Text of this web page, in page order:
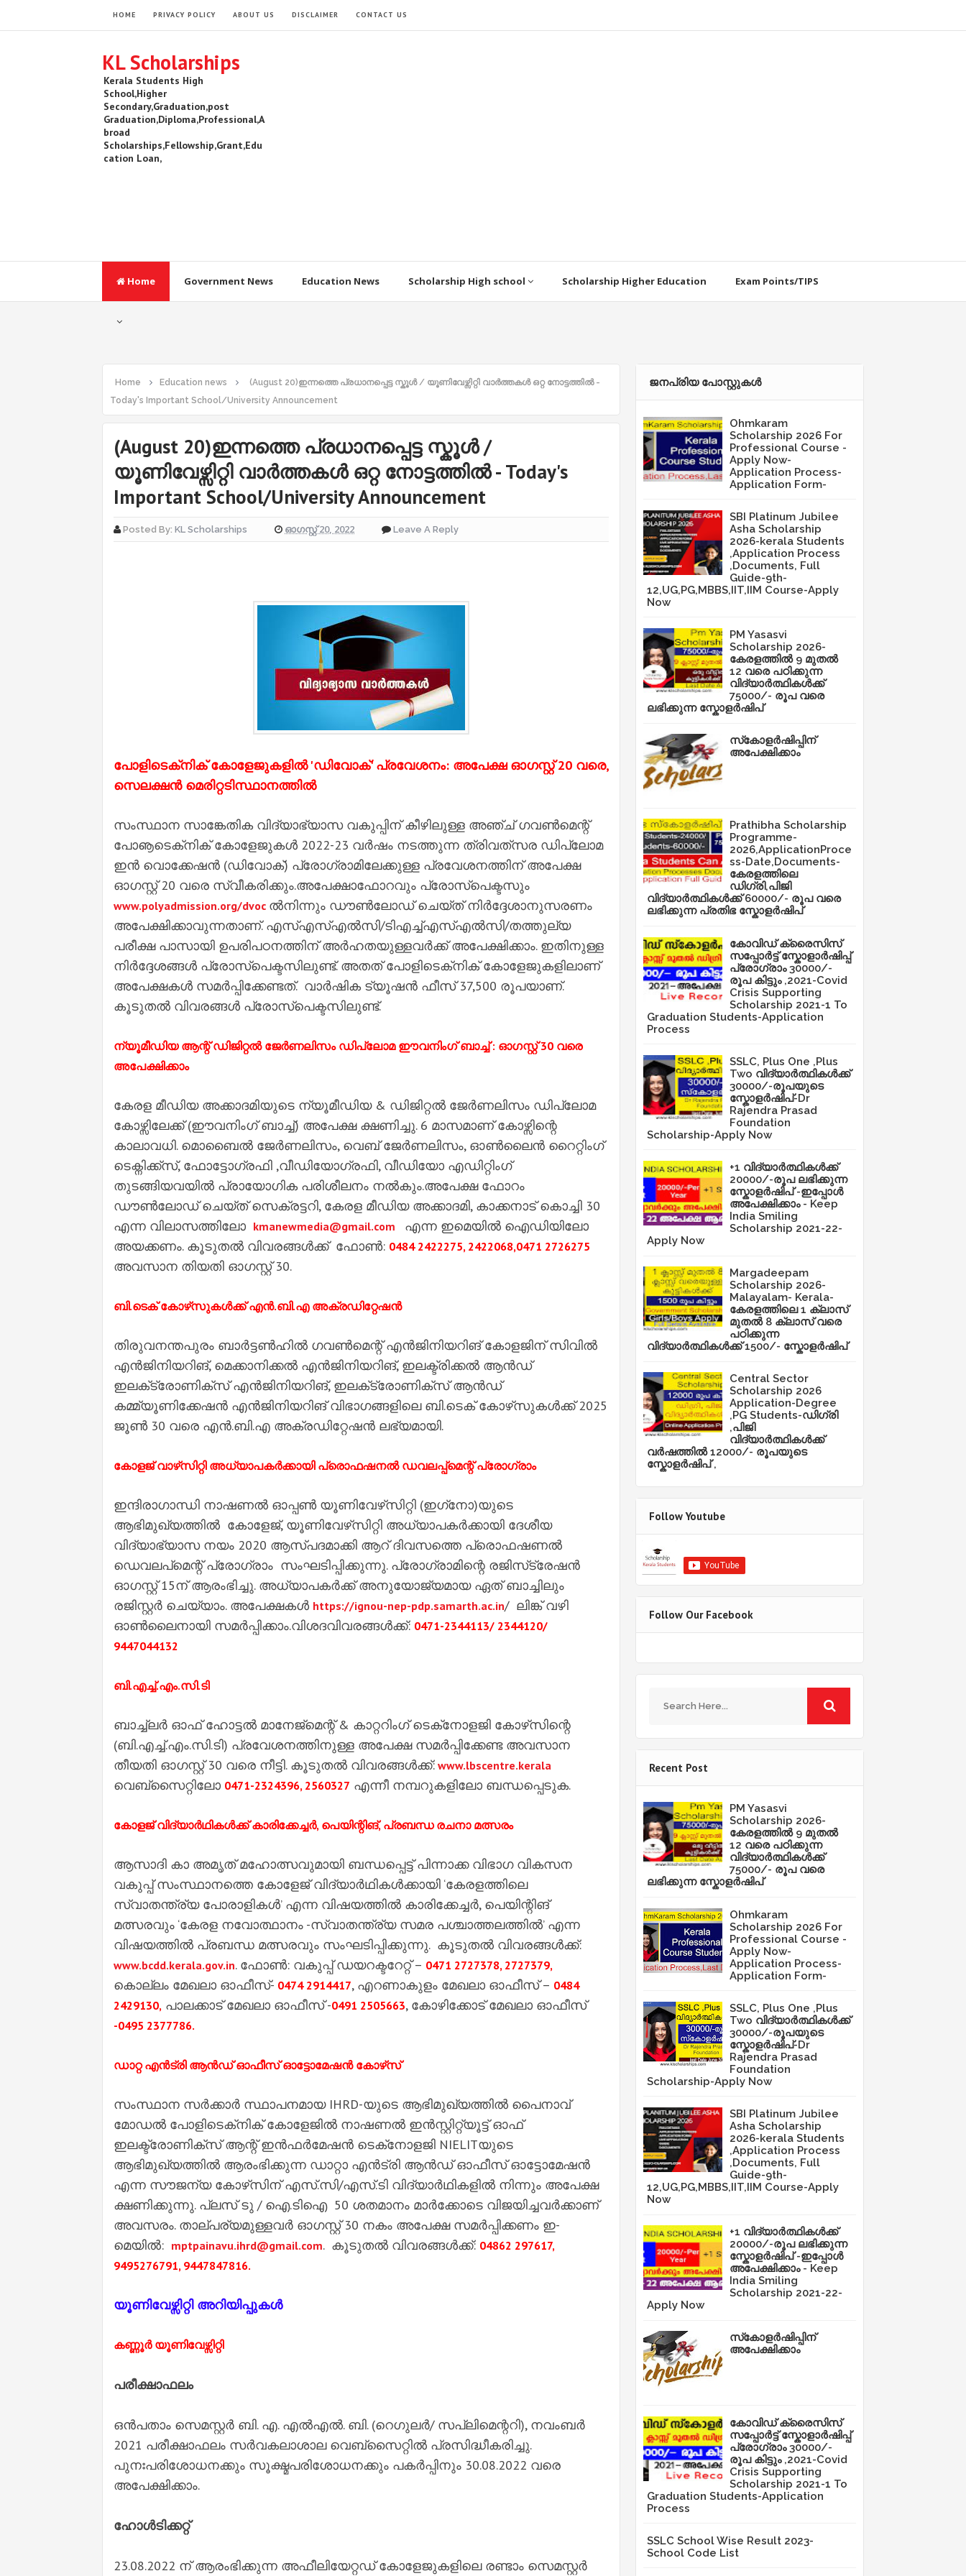
HOME PRIVACY POLICY ABOUT US DISCLAIMER CONTACT US
KL Scholarships
Kerala Students High
School,Higher
Secondary,Graduation,post
Graduation,Diploma,Professional,A
broad
Scholarships,Fellowship,Grant,Edu
cation Loan,
Home Government News Education News Scholarship High school Scholarship Higher Education Exam Points/TIPS
Home Education news
(August 20)ഇന്നത്തെ പ്രധാനപ്പെട്ട സ്കൂൾ / യൂണിവേഴ്സിറ്റി വാർത്തകൾ ഒറ്റ നോട്ടത്തിൽ -
Today's Important School/University Announcement
(August 20)ഇന്നത്തെ പ്രധാനപ്പെട്ട സ്കൂൾ /
യൂണിവേഴ്സിറ്റി വാർത്തകൾ ഒറ്റ നോട്ടത്തിൽ - Today's
Important School/University Announcement
Posted By: KL Scholarships ഓഗസ്റ്റ് 20, 2022 Leave A Reply
പോളിടെക്‌നിക് കോളേജുകളില്‍ 'ഡിവോക്' പ്രവേശനം: അപേക്ഷ ഓഗസ്റ്റ് 20 വരെ,
സെലക്ഷന്‍ മെരിറ്റടിസ്ഥാനത്തില്‍
സംസ്ഥാന സാങ്കേതിക വിദ്യാഭ്യാസ വകുപ്പിന് കീഴിലുള്ള അഞ്ച് ഗവണ്‍മെന്റ്
പോൡടെക്‌നിക് കോളേജുകള്‍ 2022-23 വര്‍ഷം നടത്തുന്ന ത്രിവത്‌സര ഡിപ്ലോമ
ഇന്‍ വൊക്കേഷന്‍ (ഡിവോക്) പ്രോഗ്രാമിലേക്കുള്ള പ്രവേശനത്തിന് അപേക്ഷ
ഓഗസ്റ്റ് 20 വരെ സ്വീകരിക്കും.അപേക്ഷാഫോറവും പ്രോസ്‌പെക്ടസും
www.polyadmission.org/dvoc ല്‍നിന്നും ഡൗണ്‍ലോഡ് ചെയ്ത് നിര്‍ദ്ദേശാനുസരണം
അപേക്ഷിക്കാവുന്നതാണ്. എസ്‌എസ്‌എല്‍സി/ടിഎച്ച്‌എസ്‌എല്‍സി/തത്തുല്യ
പരീക്ഷ പാസായി ഉപരിപഠനത്തിന് അര്‍ഹതയുള്ളവര്‍ക്ക് അപേക്ഷിക്കാം. ഇതിനുള്ള
നിര്‍ദ്ദേശങ്ങള്‍ പ്രോസ്‌പെക്ടസിലുണ്ട്. അതത് പോളിടെക്‌നിക് കോളേജുകളിലാണ്
അപേക്ഷകള്‍ സമര്‍പ്പിക്കേണ്ടത്. വാര്‍ഷിക ട്യൂഷന്‍ ഫീസ് 37,500 രൂപയാണ്.
കൂടുതല്‍ വിവരങ്ങള്‍ പ്രോസ്‌പെക്ടസിലുണ്ട്.
ന്യൂമീഡിയ ആന്റ് ഡിജിറ്റല്‍ ജേര്‍ണലിസം ഡിപ്ലോമ ഈവനിംഗ് ബാച്ച് : ഓഗസ്റ്റ് 30 വരെ
അപേക്ഷിക്കാം
കേരള മീഡിയ അക്കാദമിയുടെ ന്യൂമീഡിയ & ഡിജിറ്റല്‍ ജേര്‍ണലിസം ഡിപ്ലോമ
കോഴ്സിലേക്ക് (ഈവനിംഗ് ബാച്ച്) അപേക്ഷ ക്ഷണിച്ചു. 6 മാസമാണ് കോഴ്സിന്റെ
കാലാവധി. മൊബൈല്‍ ജേര്‍ണലിസം, വെബ് ജേര്‍ണലിസം, ഓണ്‍ലൈന്‍ റൈറ്റിംഗ്
ടെക്നിക്ക്സ്, ഫോട്ടോഗ്രഫി ,വീഡിയോഗ്രഫി, വീഡിയോ എഡിറ്റിംഗ്
തുടങ്ങിയവയില്‍ പ്രായോഗിക പരിശീലനം നല്‍കും.അപേക്ഷ ഫോറം
ഡൗണ്‍ലോഡ് ചെയ്ത് സെക്രട്ടറി, കേരള മീഡിയ അക്കാദമി, കാക്കനാട് കൊച്ചി 30
എന്ന വിലാസത്തിലോ kmanewmedia@gmail.com
എന്ന ഇമെയില്‍ ഐഡിയിലോ
അയക്കണം. കൂടുതല്‍ വിവരങ്ങള്‍ക്ക് ഫോണ്‍: 0484 2422275, 2422068,0471 2726275
അവസാന തിയതി ഓഗസ്റ്റ് 30.
ബി.ടെക് കോഴ്‌സുകൾക്ക് എൻ.ബി.എ അക്രഡിറ്റേഷൻ
തിരുവനന്തപുരം ബാർട്ടൺഹിൽ ഗവൺമെന്റ് എൻജിനിയറിങ് കോളജിന് സിവിൽ
എൻജിനിയറിങ്, മെക്കാനിക്കൽ എൻജിനിയറിങ്, ഇലക്ട്രിക്കൽ ആൻഡ്
ഇലക്‌ട്രോണിക്‌സ് എൻജിനിയറിങ്, ഇലക്‌ട്രോണിക്‌സ് ആൻഡ്
കമ്മ്യൂണിക്കേഷൻ എൻജിനിയറിങ് വിഭാഗങ്ങളിലെ ബി.ടെക് കോഴ്‌സുകൾക്ക് 2025
ജൂൺ 30 വരെ എൻ.ബി.എ അക്രഡിറ്റേഷൻ ലഭ്യമായി.
കോളജ് വാഴ്‌സിറ്റി അധ്യാപകർക്കായി പ്രൊഫഷനൽ ഡവലപ്പ്‌മെന്റ് പ്രോഗ്രാം
ഇന്ദിരാഗാന്ധി നാഷണൽ ഓപ്പൺ യൂണിവേഴ്‌സിറ്റി (ഇഗ്‌നോ)യുടെ
ആഭിമുഖ്യത്തിൽ കോളേജ്, യൂണിവേഴ്‌സിറ്റി അധ്യാപകർക്കായി ദേശീയ
വിദ്യാഭ്യാസ നയം 2020 ആസ്പദമാക്കി ആറ് ദിവസത്തെ പ്രൊഫഷണൽ
ഡെവലപ്‌മെന്റ് പ്രോഗ്രാം സംഘടിപ്പിക്കുന്നു. പ്രോഗ്രാമിന്റെ രജിസ്‌ട്രേഷൻ
ഓഗസ്റ്റ് 15ന് ആരംഭിച്ചു. അധ്യാപകർക്ക് അനുയോജ്യമായ ഏത് ബാച്ചിലും
രജിസ്റ്റർ ചെയ്യാം. അപേക്ഷകൾ https://ignou-nep-pdp.samarth.ac.in/ ലിങ്ക് വഴി
ഓൺലൈനായി സമർപ്പിക്കാം.വിശദവിവരങ്ങൾക്ക്: 0471-2344113/ 2344120/
9447044132
ബി.എച്ച്.എം.സി.ടി
ബാച്ച്‌ലർ ഓഫ് ഹോട്ടൽ മാനേജ്‌മെന്റ് & കാറ്ററിംഗ് ടെക്‌നോളജി കോഴ്‌സിന്റെ
(ബി.എച്ച്.എം.സി.ടി) പ്രവേശനത്തിനുള്ള അപേക്ഷ സമർപ്പിക്കേണ്ട അവസാന
തീയതി ഓഗസ്റ്റ് 30 വരെ നീട്ടി. കൂടുതൽ വിവരങ്ങൾക്ക്: www.lbscentre.kerala
വെബ്‌സൈറ്റിലോ 0471-2324396, 2560327 എന്നീ നമ്പറുകളിലോ ബന്ധപ്പെടുക.
കോളജ് വിദ്യാർഥികൾക്ക് കാരിക്കേച്ചർ, പെയിന്റിങ്, പ്രബന്ധ രചനാ മത്സരം
ആസാദി കാ അമൃത് മഹോത്സവുമായി ബന്ധപ്പെട്ട് പിന്നാക്ക വിഭാഗ വികസന
വകുപ്പ് സംസ്ഥാനത്തെ കോളേജ് വിദ്യാർഥികൾക്കായി ‘കേരളത്തിലെ
സ്വാതന്ത്ര്യ പോരാളികൾ’ എന്ന വിഷയത്തിൽ കാരിക്കേച്ചർ, പെയിന്റിങ്
മത്സരവും ‘കേരള നവോത്ഥാനം -സ്വാതന്ത്ര്യ സമര പശ്ചാത്തലത്തിൽ’ എന്ന
വിഷയത്തിൽ പ്രബന്ധ മത്സരവും സംഘടിപ്പിക്കുന്നു. കൂടുതൽ വിവരങ്ങൾക്ക്:
www.bcdd.kerala.gov.in. ഫോൺ: വകുപ്പ് ഡയറക്ടറേറ്റ് – 0471 2727378, 2727379,
കൊല്ലം മേഖലാ ഓഫീസ്- 0474 2914417, എറണാകുളം മേഖലാ ഓഫീസ് – 0484
2429130, പാലക്കാട് മേഖലാ ഓഫീസ് -0491 2505663, കോഴിക്കോട് മേഖലാ ഓഫീസ്
-0495 2377786.
ഡാറ്റ എൻട്രി ആൻഡ് ഓഫീസ് ഓട്ടോമേഷൻ കോഴ്‌സ്
സംസ്ഥാന സർക്കാർ സ്ഥാപനമായ IHRD-യുടെ ആഭിമുഖ്യത്തിൽ പൈനാവ്
മോഡൽ പോളിടെക്‌നിക് കോളേജിൽ നാഷണൽ ഇൻസ്റ്റിറ്റ്യൂട്ട് ഓഫ്
ഇലക്ട്രോണിക്‌സ് ആന്റ് ഇൻഫർമേഷൻ ടെക്‌നോളജി NIELITയുടെ
ആഭിമുഖ്യത്തിൽ ആരംഭിക്കുന്ന ഡാറ്റാ എൻട്രി ആൻഡ് ഓഫീസ് ഓട്ടോമേഷൻ
എന്ന സൗജന്യ കോഴ്‌സിന് എസ്.സി/എസ്.ടി വിദ്യാർഥികളിൽ നിന്നും അപേക്ഷ
ക്ഷണിക്കുന്നു. പ്ലസ് ടു / ഐ.ടിഐ 50 ശതമാനം മാർക്കോടെ വിജയിച്ചവർക്കാണ്
അവസരം. താല്പര്യമുള്ളവർ ഓഗസ്റ്റ് 30 നകം അപേക്ഷ സമർപ്പിക്കണം ഇ-
മെയിൽ: mptpainavu.ihrd@gmail.com. കൂടുതൽ വിവരങ്ങൾക്ക്: 04862 297617,
9495276791, 9447847816.
യൂണിവേഴ്സിറ്റി അറിയിപ്പുകൾ
കണ്ണൂർ യൂണിവേഴ്സിറ്റി
പരീക്ഷാഫലം
ഒൻപതാം സെമസ്റ്റർ ബി. എ. എൽഎൽ. ബി. (റെഗുലർ/ സപ്ലിമെന്ററി), നവംബർ
2021 പരീക്ഷാഫലം സർവകലാശാല വെബ്സൈറ്റിൽ പ്രസിദ്ധീകരിച്ചു.
പുനഃപരിശോധനക്കും സൂക്ഷ്മപരിശോധനക്കും പകർപ്പിനും 30.08.2022 വരെ
അപേക്ഷിക്കാം.
ഹോൾടിക്കറ്റ്
23.08.2022 ന് ആരംഭിക്കുന്ന അഫീലിയേറ്റഡ് കോളേജുകളിലെ രണ്ടാം സെമസ്റ്റർ
ജനപ്രിയ പോസ്റ്റുകള്‍‌
Ohmkaram
Scholarship 2026 For
Professional Course -
Apply Now-
Application Process-
Application Form-
SBI Platinum Jubilee
Asha Scholarship
2026-kerala Students
,Application Process
,Documents, Full
Guide-9th-
12,UG,PG,MBBS,IIT,IIM Course-Apply
Now
PM Yasasvi
Scholarship 2026-
കേരളത്തിൽ 9 മുതൽ
12 വരെ പഠിക്കുന്ന
വിദ്യാർത്ഥികൾക്ക്
75000/- രൂപ വരെ
ലഭിക്കുന്ന സ്കോളർഷിപ്
സ്‌കോളർഷിപ്പിന്
അപേക്ഷിക്കാം
Prathibha Scholarship
Programme-
2026,ApplicationProce
ss-Date,Documents-
കേരളത്തിലെ
ഡിഗ്രി,പിജി
വിദ്യാർത്ഥികൾക്ക് 60000/- രൂപ വരെ
ലഭിക്കുന്ന പ്രതിഭ സ്കോളർഷിപ്
കോവിഡ് ക്രൈസിസ്
സപ്പോർട്ട് സ്കോളാർഷിപ്പ്
പ്രോഗ്രാം 30000/-
രൂപ കിട്ടും ,2021-Covid
Crisis Supporting
Scholarship 2021-1 To
Graduation Students-Application
Process
SSLC, Plus One ,Plus
Two വിദ്യാർത്ഥികൾക്ക്
30000/-രൂപയുടെ
സ്കോളർഷിപ്-Dr
Rajendra Prasad
Foundation
Scholarship-Apply Now
+1 വിദ്യാർത്ഥികൾക്ക്
20000/-രൂപ ലഭിക്കുന്ന
സ്കോളർഷിപ് -ഇപ്പോൾ
അപേക്ഷിക്കാം - Keep
India Smiling
Scholarship 2021-22-
Apply Now
Margadeepam
Scholarship 2026-
Malayalam- Kerala-
കേരളത്തിലെ 1 ക്ലാസ്
മുതൽ 8 ക്ലാസ് വരെ
പഠിക്കുന്ന
വിദ്യാർത്ഥികൾക്ക് 1500/- സ്കോളർഷിപ്
Central Sector
Scholarship 2026
Application-Degree
,PG Students-ഡിഗ്രി
,പിജി
വിദ്യാർത്ഥികൾക്ക്
വർഷത്തിൽ 12000/- രൂപയുടെ
സ്കോളർഷിപ് ,
Follow Youtube
Follow Our Facebook
Recent Post
PM Yasasvi
Scholarship 2026-
കേരളത്തിൽ 9 മുതൽ
12 വരെ പഠിക്കുന്ന
വിദ്യാർത്ഥികൾക്ക്
75000/- രൂപ വരെ
ലഭിക്കുന്ന സ്കോളർഷിപ്
Ohmkaram
Scholarship 2026 For
Professional Course -
Apply Now-
Application Process-
Application Form-
SSLC, Plus One ,Plus
Two വിദ്യാർത്ഥികൾക്ക്
30000/-രൂപയുടെ
സ്കോളർഷിപ്-Dr
Rajendra Prasad
Foundation
Scholarship-Apply Now
SBI Platinum Jubilee
Asha Scholarship
2026-kerala Students
,Application Process
,Documents, Full
Guide-9th-
12,UG,PG,MBBS,IIT,IIM Course-Apply
Now
+1 വിദ്യാർത്ഥികൾക്ക്
20000/-രൂപ ലഭിക്കുന്ന
സ്കോളർഷിപ് -ഇപ്പോൾ
അപേക്ഷിക്കാം - Keep
India Smiling
Scholarship 2021-22-
Apply Now
സ്‌കോളർഷിപ്പിന്
അപേക്ഷിക്കാം
കോവിഡ് ക്രൈസിസ്
സപ്പോർട്ട് സ്കോളാർഷിപ്പ്
പ്രോഗ്രാം 30000/-
രൂപ കിട്ടും ,2021-Covid
Crisis Supporting
Scholarship 2021-1 To
Graduation Students-Application
Process
SSLC School Wise Result 2023-
School Code List